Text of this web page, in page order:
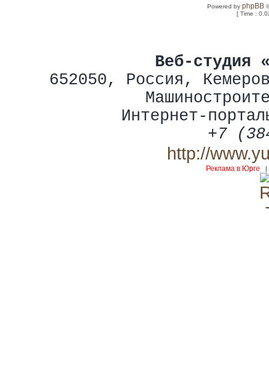
Powered byphpBB
[ Time :
Веб-студия
652050, Россия ,
Интернет-
+7
http://
Реклама в Юрге